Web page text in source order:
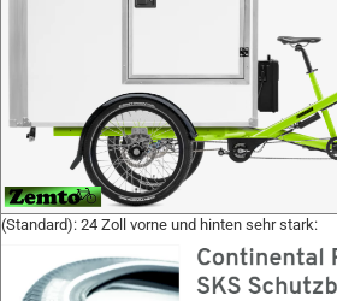
(Standard): 24 Zoll vorne und hinten sehr stark: